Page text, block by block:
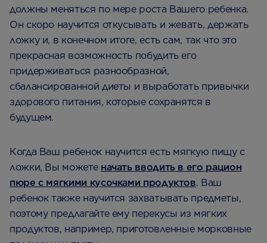
должны меняться по мере роста Вашего ребенка.
Он скоро научится откусывать и жевать, держать
ложку и, в конечном итоге, есть сам, так что это
прекрасная возможность побудить его
придерживаться разнообразной,
сбалансированной диеты и выработать привычки
здорового питания, которые сохранятся в
будущем.
Когда Ваш ребенок научится есть мягкую пищу с
ложки, Вы можете начать вводить в его рацион
пюре с мягкими кусочками продуктов. Ваш
ребенок также научится захватывать предметы,
поэтому предлагайте ему перекусы из мягких
продуктов, например, приготовленные морковные